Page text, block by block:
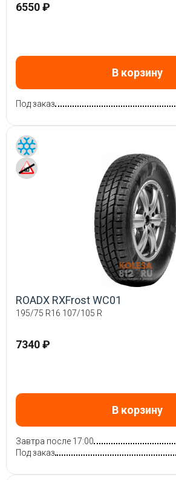
6550 ₽
В корзину
Под заказ
ROADX RXFrost WC01
195/75 R16 107/105 R
7340 ₽
В корзину
Завтра после 17:00
Под заказ